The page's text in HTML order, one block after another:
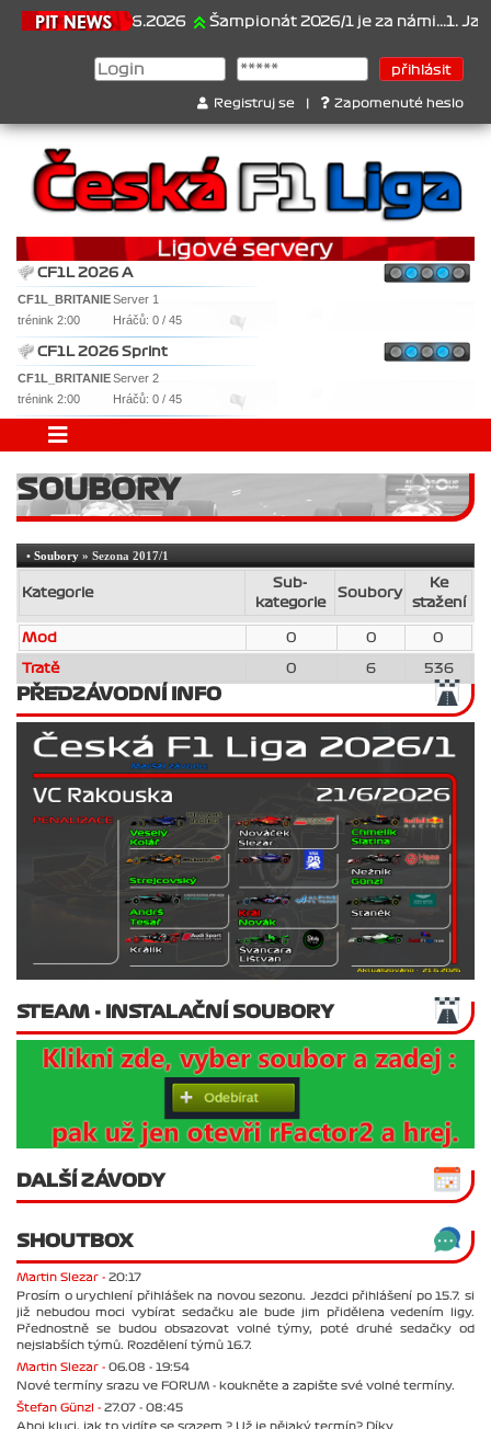
21.6.2026 Šampionát 2026/1 je za námi...1. Jan
Registruj se Zapomenuté heslo
CF1L 2026 A
CF1L_BRITANIEServer 1
trénink 2:00
Hráčů: 0 / 45
CF1L 2026 Sprint
CF1L_BRITANIEServer 2
trénink 2:00
Hráčů: 0 / 45
SOUBORY
• Soubory » Sezona 2017/1
Kategorie
Sub-
kategorie
Soubory
Ke
stažení
Mod 0 0 0
Tratě 0 6 536
PŘEDZÁVODNÍ INFO
STEAM - INSTALAČNÍ SOUBORY
DALŠÍ ZÁVODY
SHOUTBOX
Martin Slezar - 20:17
Prosím o urychlení přihlášek na novou sezonu. Jezdci přihlášení po 15.7. si
již nebudou moci vybírat sedačku ale bude jim přidělena vedením ligy.
Přednostně se budou obsazovat volné týmy, poté druhé sedačky od
nejslabších týmů. Rozdělení týmů 16.7.
Martin Slezar - 06.08 - 19:54
Nové termíny srazu ve FORUM - koukněte a zapište své volné termíny.
Štefan Günzl - 27.07 - 08:45
Ahoj kluci, jak to vidíte se srazem ? Už je nějaký termín? Díky